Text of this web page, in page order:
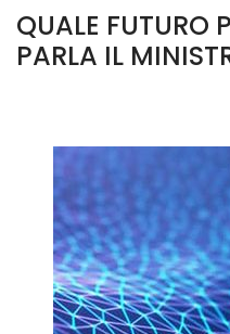
QUALE FUTURO
PARLA IL